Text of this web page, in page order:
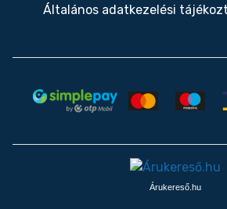
Általános adatkezelési
Árukereső.hu